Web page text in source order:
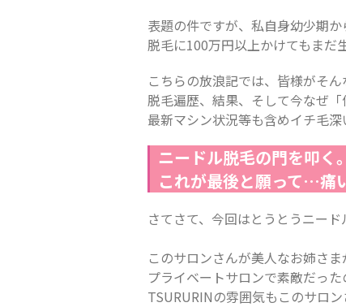
表題の件ですが、私自身幼少期か
脱毛に100万円以上かけてもま
こちらの放浪記では、皆様がそ
脱毛遍歴、結果、そして今なぜ
最新マシン状況等も含めイチ毛
ニードル脱毛の門を叩く。
これが最後と願って…痛
さてさて、今回はとうとうニード
このサロンさんが美人なお姉さ
プライベートサロンで素敵だった
TSURURINの雰囲気もこのサロ